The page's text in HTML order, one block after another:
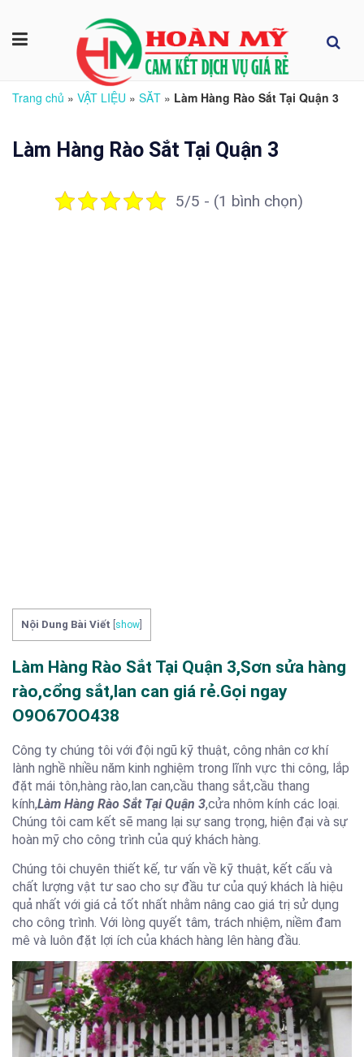
Trang chủ » VẬT LIỆU » SĂT » Làm Hàng Rào Sắt Tại Quận 3
Làm Hàng Rào Sắt Tại Quận 3
5/5 - (1 bình chọn)
Nội Dung Bài Viết show
Làm Hàng Rào Sắt Tại Quận 3,Sơn sửa hàng
rào,cổng sắt,lan can giá rẻ.Gọi ngay
O9O67OO438
Công ty chúng tôi với đội ngũ kỹ thuật, công nhân cơ khí
lành nghề nhiều năm kinh nghiệm trong lĩnh vực thi công, lắp
đặt mái tôn,hàng rào,lan can,cầu thang sắt,cầu thang
kính,Làm Hàng Rào Sắt Tại Quận 3,cửa nhôm kính các loại.
Chúng tôi cam kết sẽ mang lại sự sang trọng, hiện đại và sự
hoàn mỹ cho công trình của quý khách hàng.
Chúng tôi chuyên thiết kế, tư vấn về kỹ thuật, kết cấu và
chất lượng vật tư sao cho sự đầu tư của quý khách là hiệu
quả nhất với giá cả tốt nhất nhằm nâng cao giá trị sử dụng
cho công trình. Với lòng quyết tâm, trách nhiệm, niềm đam
mê và luôn đặt lợi ích của khách hàng lên hàng đầu.